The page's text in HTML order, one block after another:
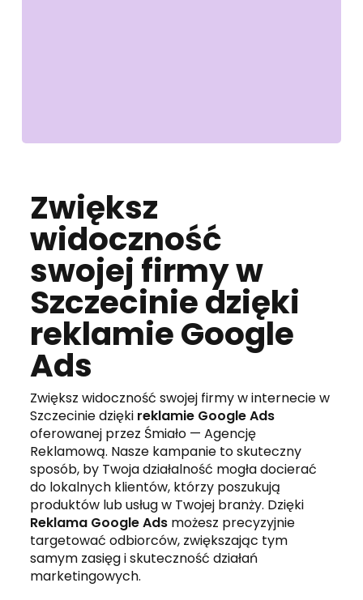
Zwiększ
widoczność
swojej firmy w
Szczecinie dzięki
reklamie Google
Ads
Zwiększ widoczność swojej firmy w internecie w
Szczecinie dzięki reklamie Google Ads
oferowanej przez Śmiało — Agencję
Reklamową. Nasze kampanie to skuteczny
sposób, by Twoja działalność mogła docierać
do lokalnych klientów, którzy poszukują
produktów lub usług w Twojej branży. Dzięki
Reklama Google Ads możesz precyzyjnie
targetować odbiorców, zwiększając tym
samym zasięg i skuteczność działań
marketingowych.